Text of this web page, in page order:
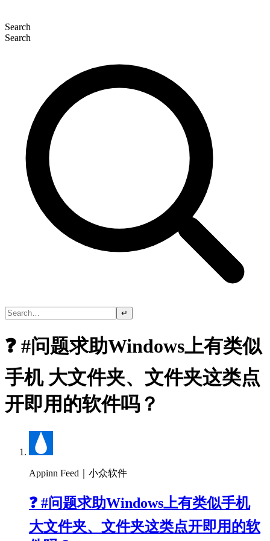
Search
Search
↵
❓ #问题求助Windows上有类似
手机 大文件夹、文件夹这类点
开即用的软件吗？
Appinn Feed｜小众软件
❓ #问题求助Windows上有类似手机
大文件夹、文件夹这类点开即用的软